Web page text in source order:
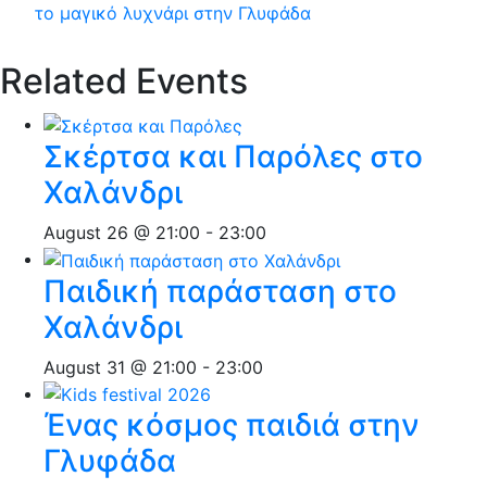
το μαγικό λυχνάρι στην Γλυφάδα
Related Events
Σκέρτσα και Παρόλες στο
Χαλάνδρι
August 26 @ 21:00 - 23:00
Παιδική παράσταση στο
Χαλάνδρι
August 31 @ 21:00 - 23:00
Ένας κόσμος παιδιά στην
Γλυφάδα